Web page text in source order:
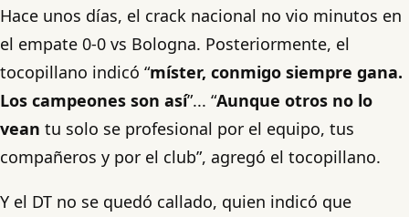
Hace unos días, el crack nacional no vio minutos en
el empate 0-0 vs Bologna. Posteriormente, el
tocopillano indicó “míster, conmigo siempre gana.
Los campeones son así”... “Aunque otros no lo
vean tu solo se profesional por el equipo, tus
compañeros y por el club”, agregó el tocopillano.
Y el DT no se quedó callado, quien indicó que